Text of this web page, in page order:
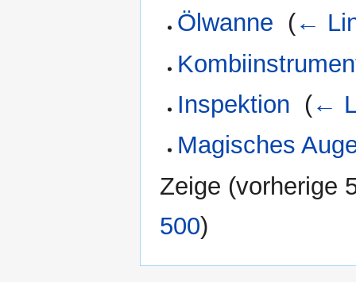
Ölwanne (←
Inspektion (←
Magisches
Zeige (vorherige
500)